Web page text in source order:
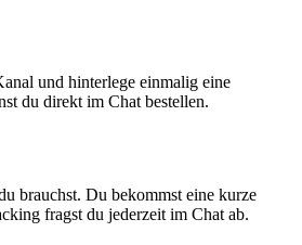
und hinterlege einmalig eine
du direkt im Chat bestellen.
brauchst. Du bekommst eine kurze
fragst du jederzeit im Chat ab.